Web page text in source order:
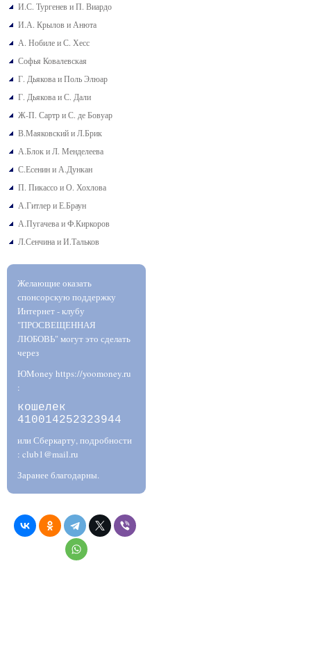
И.С. Тургенев и П. Виардо
И.А. Крылов и Анюта
А. Нобиле и С. Хесс
Софья Ковалевская
Г. Дьякова и Поль Элюар
Г. Дьякова и С. Дали
Ж-П. Сартр и С. де Бовуар
В.Маяковский и Л.Брик
А.Блок и Л. Менделеева
С.Есенин и А.Дункан
П. Пикассо и О. Хохлова
А.Гитлер и Е.Браун
А.Пугачева и Ф.Киркоров
Л.Сенчина и И.Тальков
Желающие оказать
спонсорскую поддержку
Интернет - клубу
"ПРОСВЕЩЕННАЯ
ЛЮБОВЬ" могут это сделать
через
ЮMoney https://yoomoney.ru
:
кошелек
410014252323944
или Сберкарту, подробности
: club1@mail.ru
Заранее благодарны.